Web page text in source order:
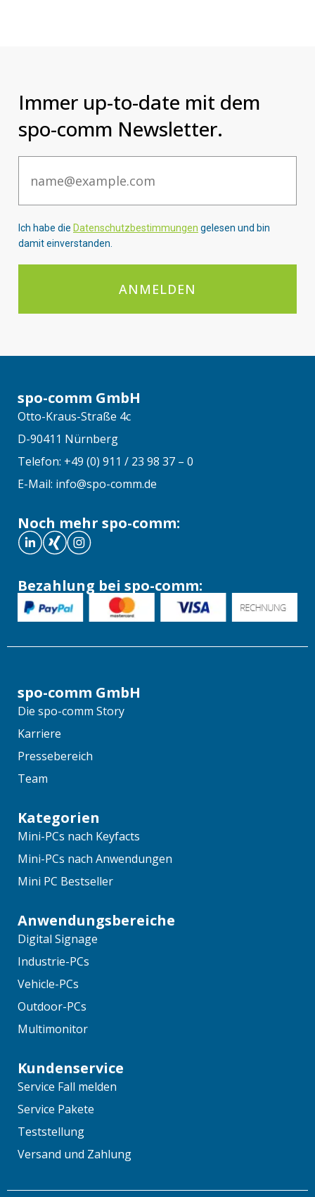
Immer up-to-date mit dem
spo-comm Newsletter.
Ich habe die Datenschutzbestimmungen gelesen und bin
damit einverstanden.
ANMELDEN
spo-comm GmbH
Otto-Kraus-Straße 4c
D-90411 Nürnberg
Telefon: +49 (0) 911 / 23 98 37 – 0
E-Mail: info@spo-comm.de
Noch mehr spo-comm:
Bezahlung bei spo-comm:
spo-comm GmbH
Die spo-comm Story
Karriere
Pressebereich
Team
Kategorien
Mini-PCs nach Keyfacts
Mini-PCs nach Anwendungen
Mini PC Bestseller
Anwendungsbereiche
Digital Signage
Industrie-PCs
Vehicle-PCs
Outdoor-PCs
Multimonitor
Kundenservice
Service Fall melden
Service Pakete
Teststellung
Versand und Zahlung